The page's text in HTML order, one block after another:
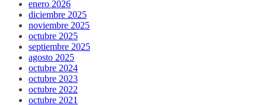
enero 2026
diciembre 2025
noviembre 2025
octubre 2025
septiembre 2025
agosto 2025
octubre 2024
octubre 2023
octubre 2022
octubre 2021